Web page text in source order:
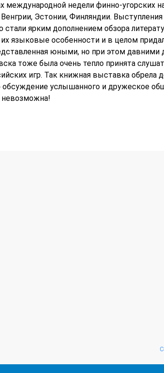
международной недели финно-угорских
Эстонии, Финляндии.
ярким дополнением обзора
языковые особенности и в целом
юными, но при этом давними
тоже была очень тепло принята
игр. Так книжная выставка обрела
услышанного и дружеское
невозможна!